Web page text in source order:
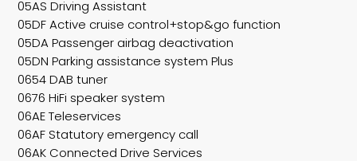
05AS Driving Assistant
05DF Active cruise control+stop&go function
05DA Passenger airbag deactivation
05DN Parking assistance system Plus
0654 DAB tuner
0676 HiFi speaker system
06AE Teleservices
06AF Statutory emergency call
06AK Connected Drive Services